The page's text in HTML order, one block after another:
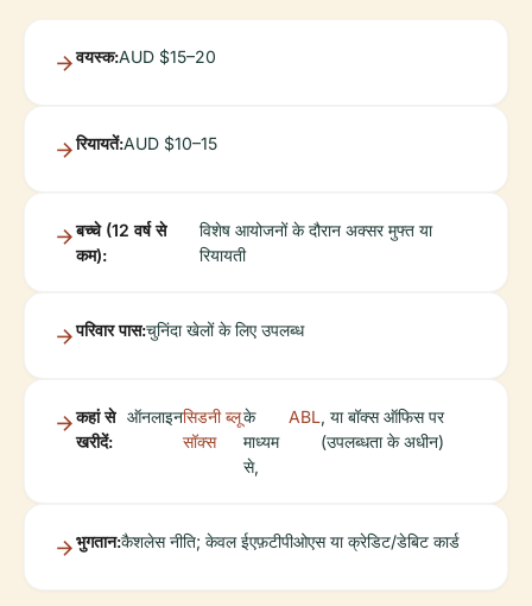
वयस्क:AUD $15–20
रियायतें:AUD $10–15
बच्चे (12 वर्ष से
कम):
विशेष आयोजनों के दौरान अक्सर मुफ्त या
रियायती
परिवार पास:चुनिंदा खेलों के लिए उपलब्ध
कहां से
खरीदें:
ऑनलाइनसिडनी ब्लू
सॉक्स
के
माध्यम
से,
ABL, या बॉक्स ऑफिस पर
(उपलब्धता के अधीन)
भुगतान:कैशलेस नीति; केवल ईएफ़टीपीओएस या क्रेडिट/डेबिट कार्ड